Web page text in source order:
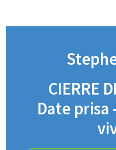
CIERRE
Date prisa